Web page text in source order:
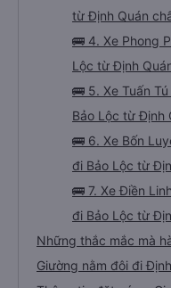
từ Định Quán
🚌 4. Xe Phong
Lộc từ Định
🚌 5. Xe Tuấn
Bảo Lộc từ Định
🚌 6. Xe Bốn
đi Bảo Lộc từ
🚌 7. Xe Điền
đi Bảo Lộc từ
Những thắc mắc mà
Giường nằm đôi đi